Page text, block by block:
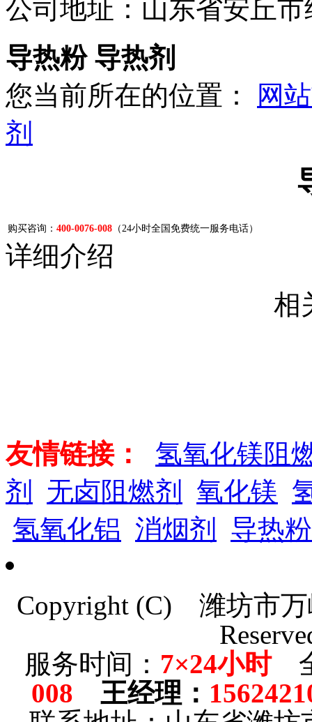
公司地址：山东省安丘
导热粉 导热剂
您当前所在的位置：
网
剂
购买咨询： 400-0076-008 （24小时全国免费统一服务电话）
详细介绍
相
友情链接：
氢氧化镁阻
剂
无卤阻燃剂 氧化镁
氢氧化铝 消烟剂 导热粉
Copyright (C) 潍坊市
服务时间： 7×24小时全
008 王经理 ：